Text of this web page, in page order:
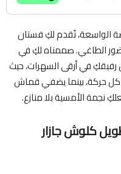
الواسعة، نُقدم لكِ فستان
الطاغي. صممناه لكِ في
رفيقكِ في أرقى السهرات، حيث
حركة، بينما يضفي قماش
نجمة الأمسية بلا منازع.
كلوش جازار